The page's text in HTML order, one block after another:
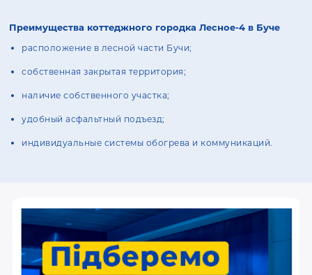
Преимущества коттеджного городка Лесное-4 в Буче
расположение в лесной части Бучи;
собственная закрытая территория;
наличие собственного участка;
удобный асфальтный подъезд;
индивидуальные системы обогрева и коммуникаций.